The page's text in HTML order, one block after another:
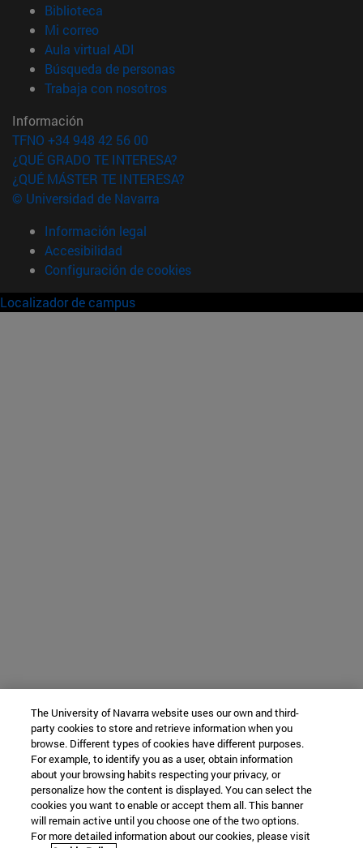
Biblioteca
Mi correo(abre en nueva ventana)
Aula virtual ADI
Búsqueda de personas(abre en nueva ventana)
Trabaja con nosotros(abre en nueva ventana)
Información
TFNO +34 948 42 56 00
¿QUÉ GRADO TE INTERESA?
¿QUÉ MÁSTER TE INTERESA?
© Universidad de Navarra
Información legal
Accesibilidad
Configuración de cookies
Localizador de campus
The University of Navarra website uses our own and third-
party cookies to store and retrieve information when you
browse. Different types of cookies have different purposes.
For example, to identify you as a user, obtain information
about your browsing habits respecting your privacy, or
personalize how the content is displayed. You can select the
cookies you want to enable or accept them all. This banner
will remain active until you choose one of the two options.
For more detailed information about our cookies, please visit